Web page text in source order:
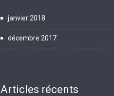
janvier 2018
décembre 2017
Articles récents